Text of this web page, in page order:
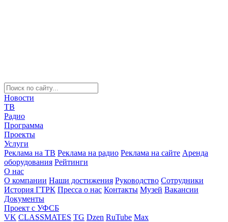
Новости
ТВ
Радио
Программа
Проекты
Услуги
Реклама на ТВ Реклама на радио Реклама на сайте Аренда
оборудования Рейтинги
О нас
О компании Наши достижения Руководство Сотрудники
История ГТРК Пресса о нас Контакты Музей Вакансии
Документы
Проект с УФСБ
VK CLASSMATES TG Dzen RuTube Max